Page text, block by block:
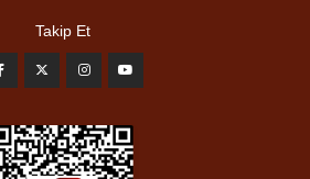
Takip Et